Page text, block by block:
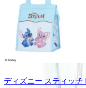
ディズニー スティッ